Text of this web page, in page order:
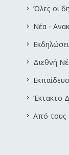
Όλες οι
Νέα -
Διεθνή
Έκτακτο
Από τους